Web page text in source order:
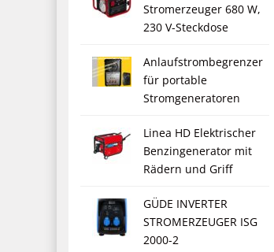
Stromerzeuger 680 W,
230 V-Steckdose
Anlaufstrombegrenzer
für portable
Stromgeneratoren
Linea HD Elektrischer
Benzingenerator mit
Rädern und Griff
GÜDE INVERTER
STROMERZEUGER ISG
2000-2